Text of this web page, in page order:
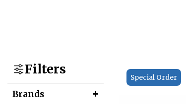
Filters
Brands
Special Order